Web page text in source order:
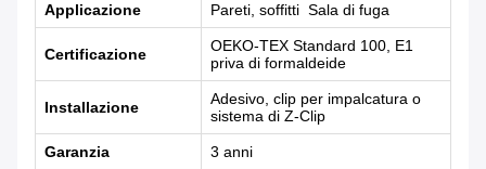
Applicazione Pareti, soffitti ️ Sala di fuga
Certificazione
OEKO-TEX Standard 100, E1
priva di formaldeide
Installazione
Adesivo, clip per impalcatura o
sistema di Z-Clip
Garanzia
3 anni